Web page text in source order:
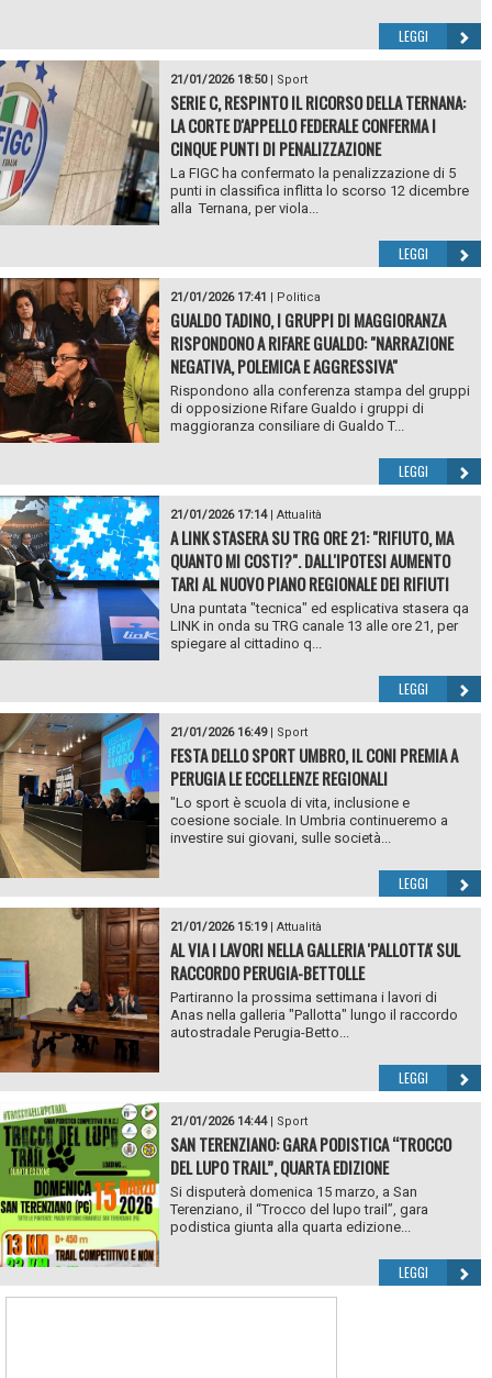
LEGGI
21/01/2026 18:50| Sport
SERIE C, RESPINTO IL RICORSO DELLA TERNANA:
LA CORTE D'APPELLO FEDERALE CONFERMA I
CINQUE PUNTI DI PENALIZZAZIONE
La FIGC ha confermato la penalizzazione di 5
punti in classifica inflitta lo scorso 12 dicembre
alla Ternana, per viola...
LEGGI
21/01/2026 17:41 | Politica
GUALDO TADINO, I GRUPPI DI MAGGIORANZA
RISPONDONO A RIFARE GUALDO: "NARRAZIONE
NEGATIVA, POLEMICA E AGGRESSIVA"
Rispondono alla conferenza stampa del gruppi
di opposizione Rifare Gualdo i gruppi di
maggioranza consiliare di Gualdo T...
LEGGI
21/01/2026 17:14| Attualità
A LINK STASERA SU TRG ORE 21: "RIFIUTO, MA
QUANTO MI COSTI?". DALL'IPOTESI AUMENTO
TARI AL NUOVO PIANO REGIONALE DEI RIFIUTI
Una puntata "tecnica" ed esplicativa stasera qa
LINK in onda su TRG canale 13 alle ore 21, per
spiegare al cittadino q...
LEGGI
21/01/2026 16:49| Sport
FESTA DELLO SPORT UMBRO, IL CONI PREMIA A
PERUGIA LE ECCELLENZE REGIONALI
"Lo sport è scuola di vita, inclusione e
coesione sociale. In Umbria continueremo a
investire sui giovani, sulle società...
LEGGI
21/01/2026 15:19| Attualità
AL VIA I LAVORI NELLA GALLERIA 'PALLOTTA' SUL
RACCORDO PERUGIA-BETTOLLE
Partiranno la prossima settimana i lavori di
Anas nella galleria "Pallotta" lungo il raccordo
autostradale Perugia-Betto...
LEGGI
21/01/2026 14:44| Sport
SAN TERENZIANO: GARA PODISTICA “TROCCO
DEL LUPO TRAIL”, QUARTA EDIZIONE
Si disputerà domenica 15 marzo, a San
Terenziano, il “Trocco del lupo trail”, gara
podistica giunta alla quarta edizione...
LEGGI